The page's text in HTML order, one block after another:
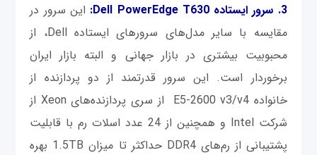
3. سرور ایستاده Dell PowerEdge T630:
این سرور در
مقایسه با سایر مدل‌های سرورهای ایستاده Dell، از
محبوبیت بیشتری در بازار جهانی و البته بازار ایران
برخوردار است. این سرور قدرتمند از دو پردازنده از
خانواده E5-2600 v3/v4 از سری پردازنده‌های Xeon از
شرکت Intel و همچنین از 24 عدد اسلات رم با قابلیت
پشتیبانی از رم‌های DDR4 حداکثر تا میزان 1.5TB بهره